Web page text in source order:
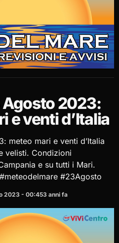
2023:
e venti d’Italia
meteo mari e venti d’Italia
velisti. Condizioni
e su tutti i Mari.
#23Agosto
2023 - 00:453 anni fa